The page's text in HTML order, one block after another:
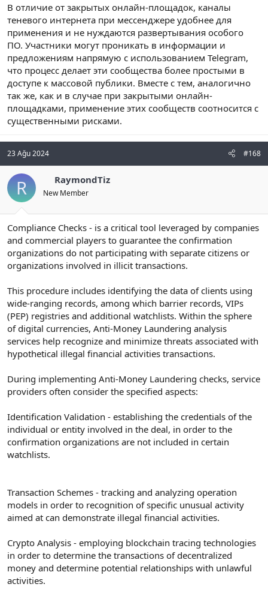
В отличие от закрытых онлайн-площадок, каналы
теневого интернета при мессенджере удобнее для
применения и не нуждаются развертывания особого
ПО. Участники могут проникать в информации и
предложениям напрямую с использованием Telegram,
что процесс делает эти сообщества более простыми в
доступе к массовой публики. Вместе с тем, аналогично
так же, как и в случае при закрытыми онлайн-
площадками, применение этих сообществ соотносится с
существенными рисками.
23 Ağu 2024 #168
R RaymondTiz
New Member
Compliance Checks - is a critical tool leveraged by companies
and commercial players to guarantee the confirmation
organizations do not participating with separate citizens or
organizations involved in illicit transactions.
This procedure includes identifying the data of clients using
wide-ranging records, among which barrier records, VIPs
(PEP) registries and additional watchlists. Within the sphere
of digital currencies, Anti-Money Laundering analysis
services help recognize and minimize threats associated with
hypothetical illegal financial activities transactions.
During implementing Anti-Money Laundering checks, service
providers often consider the specified aspects:
Identification Validation - establishing the credentials of the
individual or entity involved in the deal, in order to the
confirmation organizations are not included in certain
watchlists.
Transaction Schemes - tracking and analyzing operation
models in order to recognition of specific unusual activity
aimed at can demonstrate illegal financial activities.
Crypto Analysis - employing blockchain tracing technologies
in order to determine the transactions of decentralized
money and determine potential relationships with unlawful
activities.